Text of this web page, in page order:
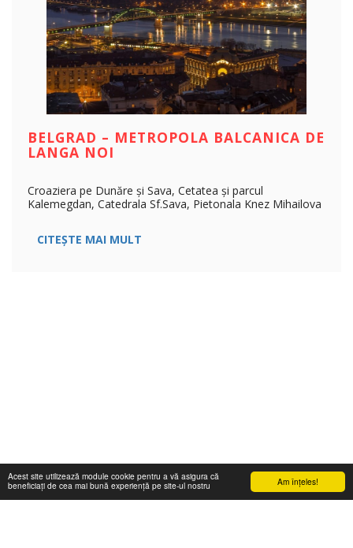
Am înţeles!
Acest site utilizează module cookie pentru a vă asigura că
beneficiați de cea mai bună experiență pe site-ul nostru
BELGRAD – METROPOLA BALCANICA DE
LANGA NOI
Croaziera pe Dunăre și Sava, Cetatea și parcul
Kalemegdan, Catedrala Sf.Sava, Pietonala Knez Mihailova
CITEȘTE MAI MULT